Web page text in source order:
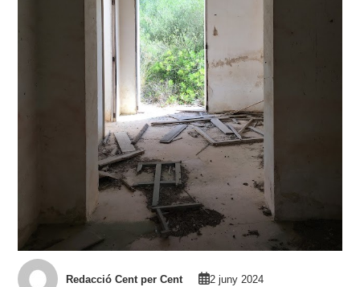
Redacció Cent per Cent 2 juny 2024